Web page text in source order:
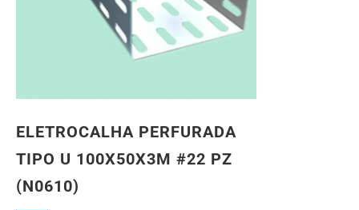
ELETROCALHA PERFURADA
TIPO U 100X50X3M #22 PZ
(N0610)